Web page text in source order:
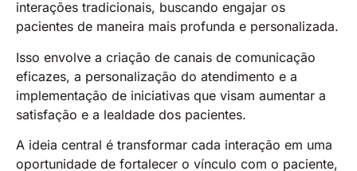
interações tradicionais, buscando engajar os
pacientes de maneira mais profunda e personalizada.
Isso envolve a criação de canais de comunicação
eficazes, a personalização do atendimento e a
implementação de iniciativas que visam aumentar a
satisfação e a lealdade dos pacientes.
A ideia central é transformar cada interação em uma
oportunidade de fortalecer o vínculo com o paciente,